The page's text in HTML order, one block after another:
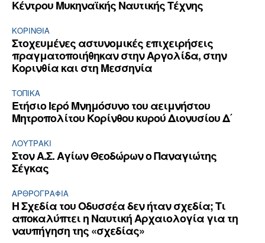
Κέντρου Μυκηναϊκής Ναυτικής Τέχνης
ΚΟΡΙΝΘΊΑ
Στοχευμένες αστυνομικές επιχειρήσεις
πραγματοποιήθηκαν στην Αργολίδα, στην
Κορινθία και στη Μεσσηνία
ΤΟΠΙΚΑ
Ετήσιο Ιερό Μνημόσυνο του αειμνήστου
Μητροπολίτου Κορίνθου κυρού Διονυσίου Δ΄
ΛΟΥΤΡΆΚΙ
Στον Α.Σ. Αγίων Θεοδώρων ο Παναγιώτης
Σέγκας
ΑΡΘPΟΓΡΑΦΙΑ
Η Σχεδία του Οδυσσέα δεν ήταν σχεδία; Τι
αποκαλύπτει η Ναυτική Αρχαιολογία για τη
ναυπήγηση της «σχεδίας»